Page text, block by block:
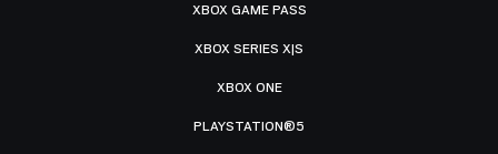
XBOX GAME PASS
XBOX SERIES X|S
XBOX ONE
PLAYSTATION®5